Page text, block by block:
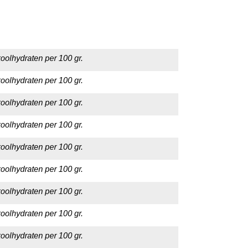
per 100 gr.
per 100 gr.
per 100 gr.
per 100 gr.
per 100 gr.
per 100 gr.
per 100 gr.
per 100 gr.
per 100 gr.